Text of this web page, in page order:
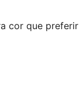
cor que preferir